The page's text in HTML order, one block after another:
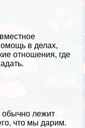
в делах,
отношения, где
обычно лежит
что мы дарим.